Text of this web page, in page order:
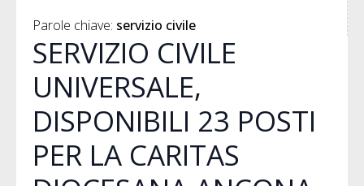
Parole chiave: servizio civile
SERVIZIO CIVILE
UNIVERSALE,
DISPONIBILI 23 POSTI
PER LA CARITAS